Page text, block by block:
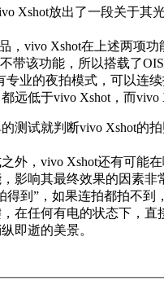
Xshot放出了一段关于其
vivo Xshot在上述两项功
带该功能，所以搭载了
专业的夜拍模式，可以连
远低于vivo Xshot，而
测试就判断vivo Xshot的
外，vivo Xshot还有可能
影响其最终效果的因素
到”，如果连拍都拍不到
在任何有电的状态下，
即逝的美景。